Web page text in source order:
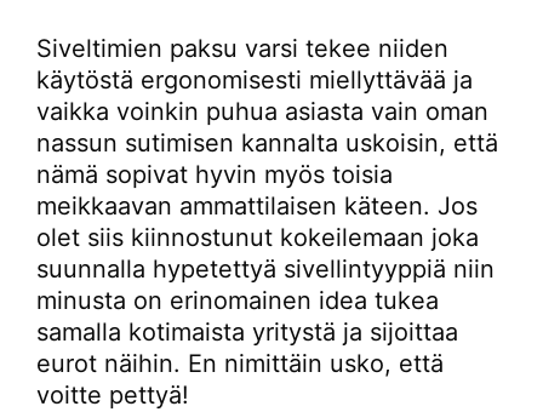
Siveltimien paksu varsi tekee niiden
käytöstä ergonomisesti miellyttävää ja
vaikka voinkin puhua asiasta vain oman
nassun sutimisen kannalta uskoisin, että
nämä sopivat hyvin myös toisia
meikkaavan ammattilaisen käteen. Jos
olet siis kiinnostunut kokeilemaan joka
suunnalla hypetettyä sivellintyyppiä niin
minusta on erinomainen idea tukea
samalla kotimaista yritystä ja sijoittaa
eurot näihin. En nimittäin usko, että
voitte pettyä!